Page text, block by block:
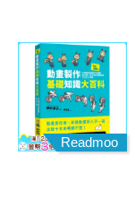
Readmoo